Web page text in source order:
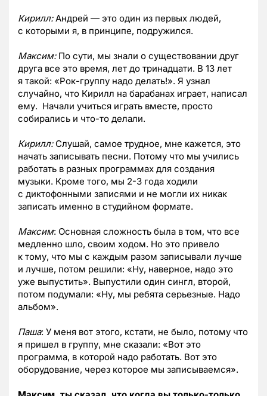
Кирилл:Андрей — это один из первых людей,
с которыми я, в принципе, подружился.
Максим:По сути, мы знали о существовании друг
друга все это время, лет до тринадцати. В 13 лет
я такой: «Рок-группу надо делать!». Я узнал
случайно, что Кирилл на барабанах играет, написал
ему. Начали учиться играть вместе, просто
собирались и что-то делали.
Кирилл:Слушай, самое трудное, мне кажется, это
начать записывать песни. Потому что мы учились
работать в разных программах для создания
музыки. Кроме того, мы 2-3 года ходили
с диктофонными записями и не могли их никак
записать именно в студийном формате.
Максим: Основная сложность была в том, что все
медленно шло, своим ходом. Но это привело
к тому, что мы с каждым разом записывали лучше
и лучше, потом решили: «Ну, наверное, надо это
уже выпустить». Выпустили один сингл, второй,
потом подумали: «Ну, мы ребята серьезные. Надо
альбом».
Паша: У меня вот этого, кстати, не было, потому что
я пришел в группу, мне сказали: «Вот это
программа, в которой надо работать. Вот это
оборудование, через которое мы записываемся».